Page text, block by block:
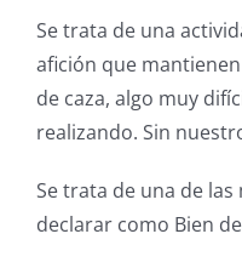
Se trata de una
afición que
de caza, algo muy
realizando. Sin
Se trata de una de
declarar como Bien